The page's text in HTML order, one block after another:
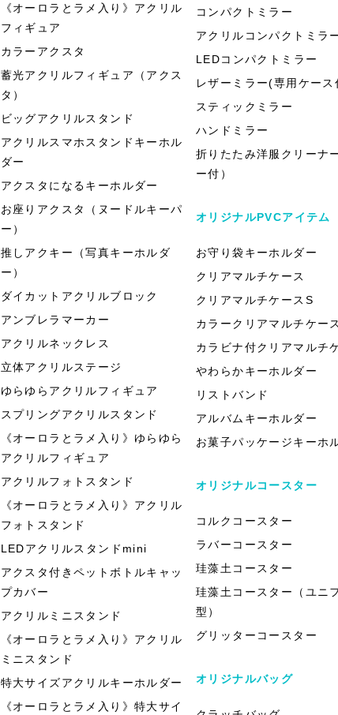
《オーロラとラメ入り》アクリル
フィギュア
カラーアクスタ
蓄光アクリルフィギュア（アクス
タ）
ビッグアクリルスタンド
アクリルスマホスタンドキーホル
ダー
アクスタになるキーホルダー
お座りアクスタ（ヌードルキーパ
ー）
推しアクキー（写真キーホルダ
ー）
ダイカットアクリルブロック
アンブレラマーカー
アクリルネックレス
立体アクリルステージ
ゆらゆらアクリルフィギュア
スプリングアクリルスタンド
《オーロラとラメ入り》ゆらゆら
アクリルフィギュア
アクリルフォトスタンド
《オーロラとラメ入り》アクリル
フォトスタンド
LEDアクリルスタンドmini
アクスタ付きペットボトルキャッ
プカバー
アクリルミニスタンド
《オーロラとラメ入り》アクリル
ミニスタンド
特大サイズアクリルキーホルダー
《オーロラとラメ入り》特大サイ
コンパクトミラー
アクリルコンパクトミラ
LEDコンパクトミラー
レザーミラー(専用ケース
スティックミラー
ハンドミラー
折りたたみ洋服クリーナ
ー付）
オリジナルPVCアイテム
お守り袋キーホルダー
クリアマルチケース
クリアマルチケースS
カラークリアマルチケー
カラビナ付クリアマルチ
やわらかキーホルダー
リストバンド
アルバムキーホルダー
お菓子パッケージキーホ
オリジナルコースター
コルクコースター
ラバーコースター
珪藻土コースター
珪藻土コースター（ユニ
型）
グリッターコースター
オリジナルバッグ